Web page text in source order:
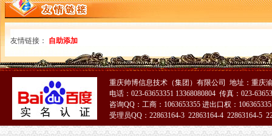
海口海关>办事服务>场景式服务>货物通关>进出口货物收发货人变
进出口收发货人报关注册注销须知-经验分享-中国物流人论坛锦程物
电子口岸里的海关进出口收发货人年报怎么做|轻纺外贸-绍兴E网论坛
中华共和国海关进出口货物收发货人报关-深圳市恒鑫丰实业有限
我公司现已成功获批《海关进出口货物登记证书》_安徽环瑞电热器材
虎门港进口PET回收料海关报关规定|仓储报关_云同盟
专业进出口权办理费用及流程详细说明-广州58同城
河南自贸区进出口公司注册流程及进出口权办理指南_搜狐财经_搜狐网
龙岗区海关登记证办理条件
海关收发货人登记证书
友情链接： 自助添加
重庆帅博信息技术（集团）有限公司 地址：重庆
电话：023-63653351 13368080804 传真：023-
咨询QQ：工商：1063653355 进出口权：
受理员QQ：22863164-3 22863164-4 22863164-5